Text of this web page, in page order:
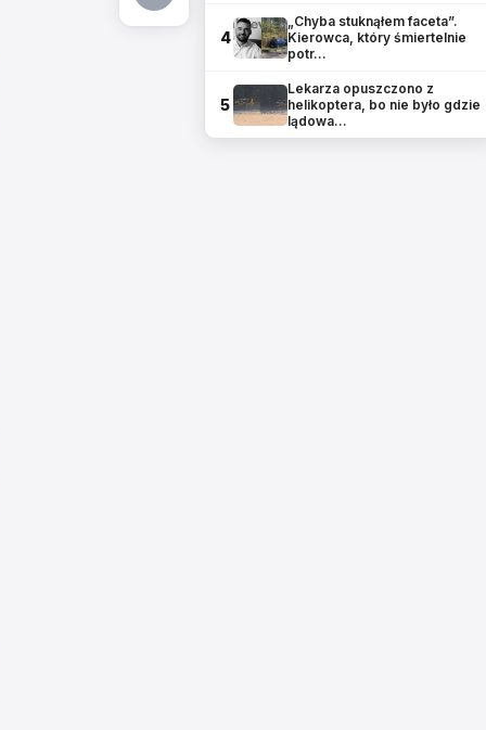
4
„Chyba stuknąłem faceta”.
Kierowca, który śmiertelnie
potr…
5
Lekarza opuszczono z
helikoptera, bo nie było gdzie
lądowa…